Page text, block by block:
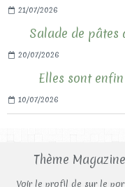
21/07/2026
Salade de pâtes
20/07/2026
Elles sont
10/07/2026
Thème
Voir le profil de sur le